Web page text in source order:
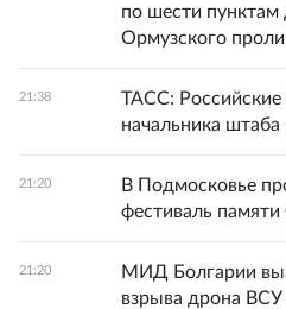
по шести пунктам
Ормузского
21:38
ТАСС:
начальника
21:20
В Подмосковье
фестиваль
21:20
МИД Болгарии
взрыва дрона ВСУ